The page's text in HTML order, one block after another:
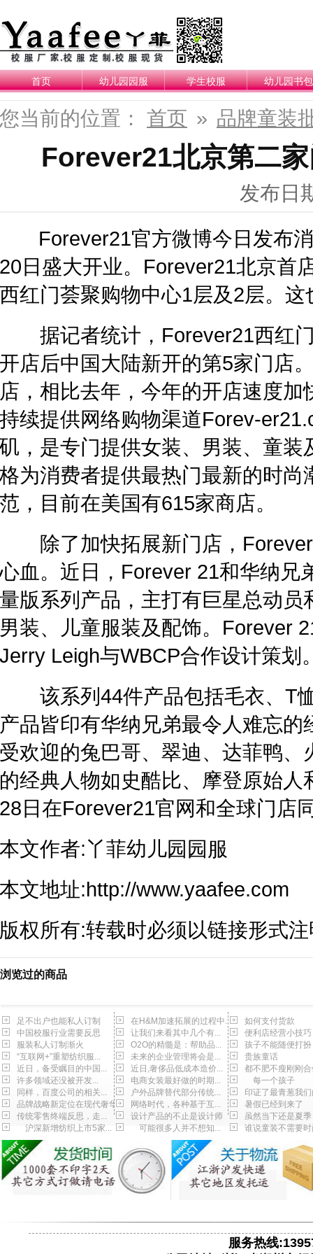
首页 幼儿园园服 学生校服 幼儿园书包
您当前的位置： 首页 » 品牌童装
Forever21北京第二
发布日
Forever21官方微博今日发布消
20日盛大开业。Forever21北京首
西红门荟聚购物中心1层及2层。
据记者统计，Forever21西红门
开店后中国大陆新开的第5家门店
店，相比去年，今年的开店速度
持续提供网络购物渠道Forev-
矶，是专门提供女装、男装、童
格为消费者提供最热门最新的时
范，目前在美国有615家商店。
除了加快拓展新门店，Forever
心血。近日，Forever 21和华纳兄
量版系列产品，主打有巨星总动
男装、儿童服装及配饰。Forever
Jerry Leigh与WBCP合作设计策划
该系列44件产品包括毛衣、T恤
产品皆印有华纳兄弟最令人难忘
受欢迎的兔巴哥、翠迪、达菲鸭
的经典人物如史酷比、摩登原始
28日在Forever21官网和全球门店
本文作者:丫菲幼儿园园服
本文地址:http://www.yaafee.com
版权所有:转载时必须以链接形式
浏览过的商品
足不出户也能私人订制
中国校服行业需要反思
服装私人订制渐火
“互联网+”重塑纺织服...
近日，备受瞩目的中国...
许多领域还没被开发...
同样，百度公司的相关...
品牌战略新定位在现代奢华
传统零售终端反思，走...
沪深新增纺织上市5家...
在H&M加速拓展的过程中...
让我们来看其中几个有...
O2O的精髓是：帮助品...
未来的企业管理将会是...
近日,奢侈品低成本造价...
电商女装最好做的时期...
户外品牌替代部分传统...
网络时代，各种基于互...
设计产品的不止是设计师
可能很多人并不想知...
如何支付货款
便利店经营小技巧
孩子不能随便打扮
贵族童话
都不肥不瘦刚刚合
每一个孩子
印证了最青葱我
暑假已经到来了
虽然当下还是夏季
谁说童装不需要时
服务热线